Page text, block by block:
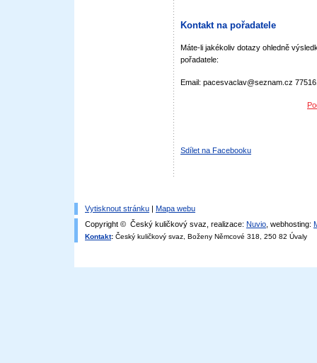
Kontakt na pořadatele
Máte-li jakékoliv dotazy ohledně
pořadatele:
Email: pacesvaclav@seznam.cz
Sdílet na Facebooku
Vytisknout stránku | Mapa webu
Copyright © Český kuličkový svaz, realizace: Nuvio , webhosting:
Kontakt: Český kuličkový svaz, Boženy Němcové 318, 250 82 Úvaly